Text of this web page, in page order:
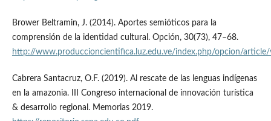
Brower Beltramin, J. (2014). Aportes semióticos para la
comprensión de la identidad cultural. Opción, 30(73), 47–68.
http://www.produccioncientifica.luz.edu.ve/index.php/opcion/
Cabrera Santacruz, O.F. (2019). Al rescate de las lenguas indígenas
en la amazonia. III Congreso internacional de innovación turística
& desarrollo regional. Memorias 2019.